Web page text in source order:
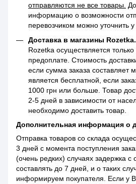
отправляются не все товары.
информацию о возможности
перевозчиком можно уточнить
Доставка в магазины Rozetka.
Rozetka осуществляется
предоплате. Стоимость
если сумма заказа составляет
является бесплатной, если
1000 грн или больше. Товар
2-5 дней в зависимости от
необходимо доставить товар.
Дополнительная информация о
Отправка товаров со склада
3 дней с момента поступления
(очень редких) случаях задержка с
составлять до 7 дней, и о таких
информируем покупателя. Если у